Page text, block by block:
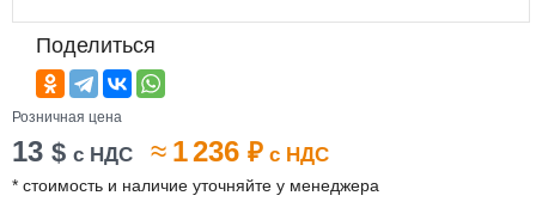
Поделиться
Розничная цена
13 $ с НДС ≈ 1 236 ₽ с НДС
* стоимость и наличие уточняйте у менеджера